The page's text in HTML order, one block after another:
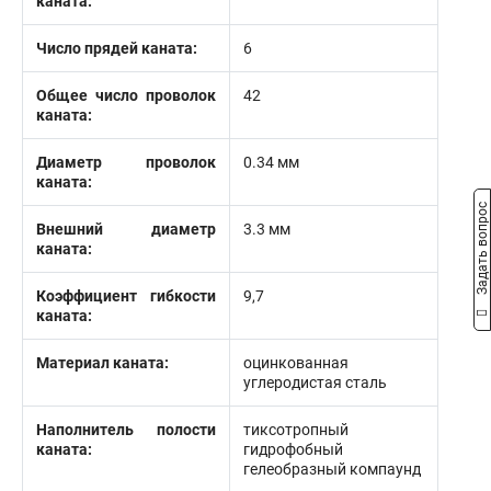
Число прядей каната: 6
Общее число проволок
каната:
42
Диаметр проволок
каната:
0.34 мм
Внешний диаметр
каната:
3.3 мм
Коэффициент гибкости
каната:
9,7
Материал каната:
оцинкованная
углеродистая сталь
Наполнитель полости
каната:
тиксотропный
гидрофобный
гелеобразный компаунд
Задать вопрос